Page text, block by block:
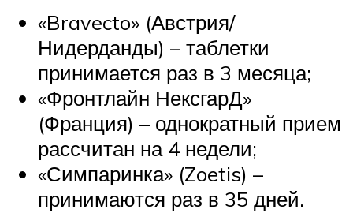
«Bravecto» (Австрия/
Нидерданды) – таблетки
принимается раз в 3 месяца;
«Фронтлайн НексгарД»
(Франция) – однократный прием
рассчитан на 4 недели;
«Симпаринка» (Zoetis) –
принимаются раз в 35 дней.